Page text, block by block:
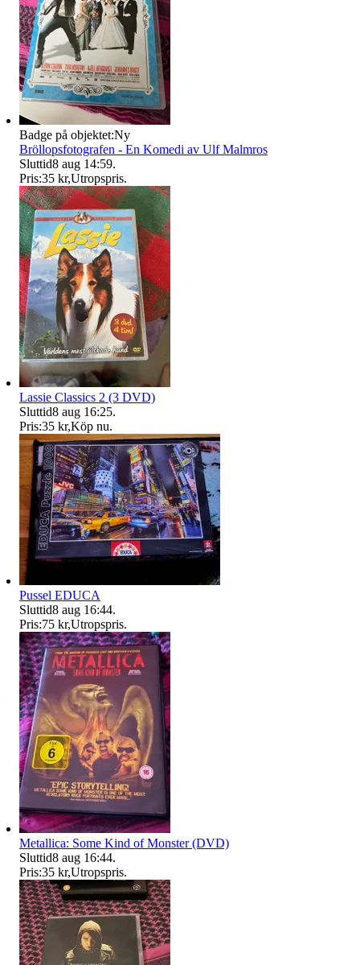
Badge på objektet:Ny
Bröllopsfotografen - En Komedi av Ulf Malmros
Sluttid8 aug 14:59.
Pris:35 kr,Utropspris.
Lassie Classics 2 (3 DVD)
Sluttid8 aug 16:25.
Pris:35 kr,Köp nu.
Pussel EDUCA
Sluttid8 aug 16:44.
Pris:75 kr,Utropspris.
Metallica: Some Kind of Monster (DVD)
Sluttid8 aug 16:44.
Pris:35 kr,Utropspris.